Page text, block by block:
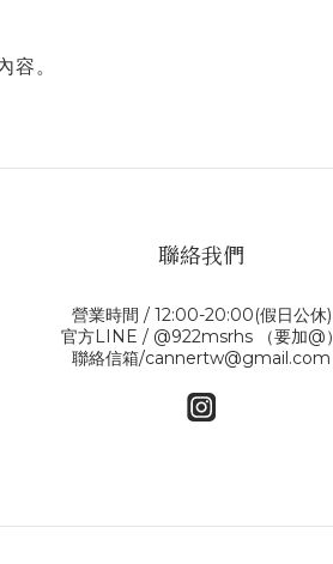
容。
聯絡我們
營業時間 / 12:00-20:00(假日公休)
官方LINE / @922msrhs （要加@）
聯絡信箱/cannertw@gmail.com